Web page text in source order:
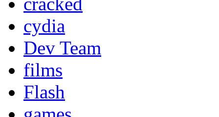
cydia
Dev Team
films
Flash